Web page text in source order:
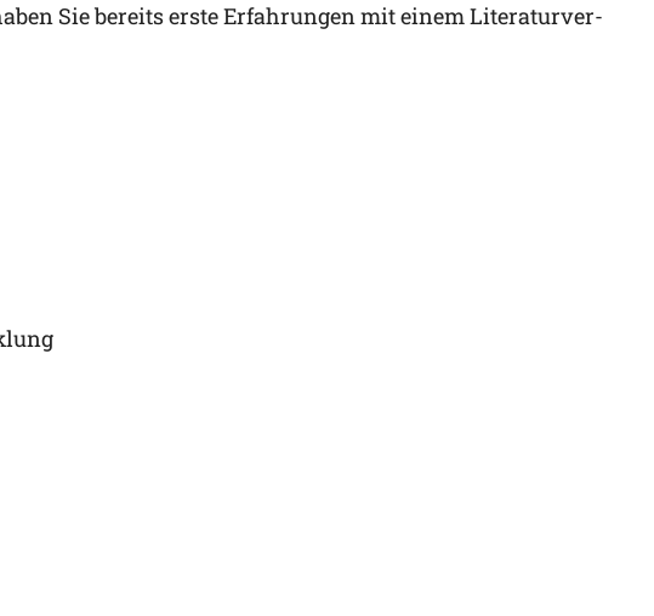
Sie bereits ers­te Erfah­run­gen mit einem Lite­ra­tur­ver­